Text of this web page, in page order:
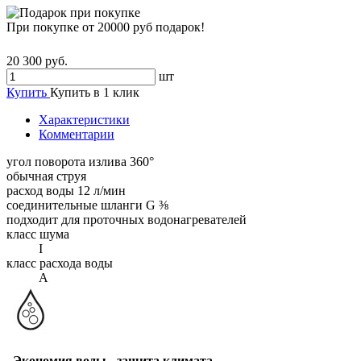
При покупке от 20000 руб подарок!
20 300 руб.
шт
Купить Купить в 1 клик
Характеристики
Комментарии
угол поворота излива 360°
обычная струя
расход воды 12 л/мин
соединительные шланги G ⅜
подходит для проточных водонагревателей
класс шума
I
класс расхода воды
A